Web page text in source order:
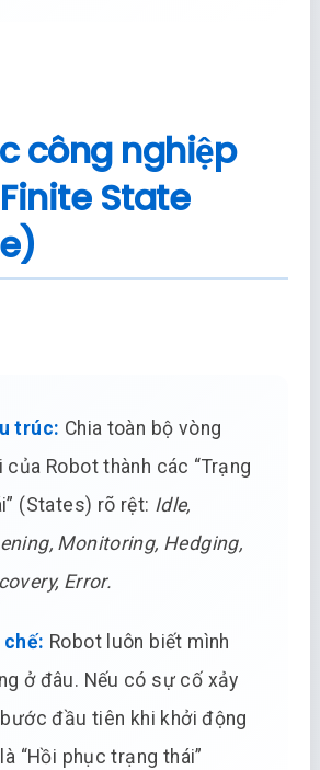
công nghiệp
State
trúc: Chia toàn bộ vòng
của Robot thành các “Trạng
(States) rõ rệt: Idle,
Monitoring, Hedging,
Error.
chế: Robot luôn biết mình
ở đâu. Nếu có sự cố xảy
bước đầu tiên khi khởi động
là “Hồi phục trạng thái”